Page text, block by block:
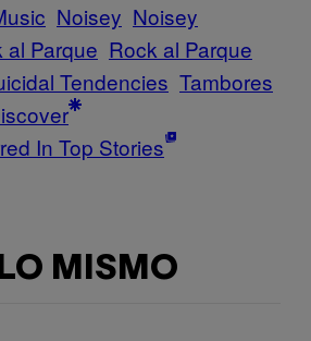
Noisey Noisey
al Parque Rock al Parque
Tendencies Tambores
In Top Stories
MISMO